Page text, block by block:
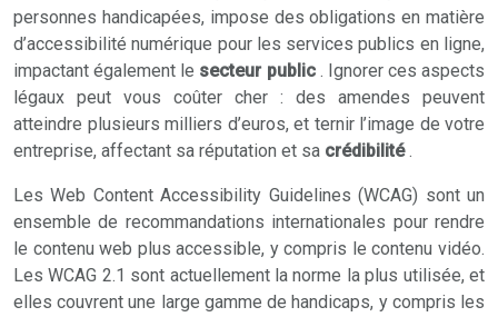
personnes handicapées, impose des obligations en matière
d’accessibilité numérique pour les services publics en ligne,
impactant également le secteur public . Ignorer ces aspects
légaux peut vous coûter cher : des amendes peuvent
atteindre plusieurs milliers d’euros, et ternir l’image de votre
entreprise, affectant sa réputation et sa crédibilité.
Les Web Content Accessibility Guidelines (WCAG) sont un
ensemble de recommandations internationales pour rendre
le contenu web plus accessible, y compris le contenu vidéo.
Les WCAG 2.1 sont actuellement la norme la plus utilisée, et
elles couvrent une large gamme de handicaps, y compris les